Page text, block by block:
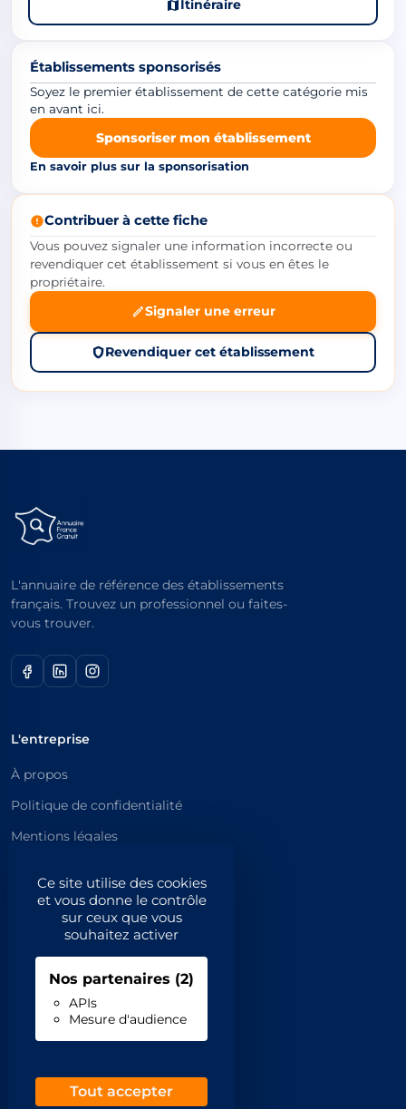
Ce site utilise des cookies
et vous donne le contrôle
sur ceux que vous
souhaitez activer
Nos partenaires (2)
APIs
Mesure d'audience
Tout accepter
Itinéraire
Établissements sponsorisés
Soyez le premier établissement de cette catégorie mis
en avant ici.
Sponsoriser mon établissement
En savoir plus sur la sponsorisation
Contribuer à cette fiche
Vous pouvez signaler une information incorrecte ou
revendiquer cet établissement si vous en êtes le
propriétaire.
Signaler une erreur
Revendiquer cet établissement
L'annuaire de référence des établissements
français. Trouvez un professionnel ou faites-
vous trouver.
L'entreprise
À propos
Politique de confidentialité
Mentions légales
Catégories principales
Catégories
Professionnels
Inscrivez-vous
Demande de retrait